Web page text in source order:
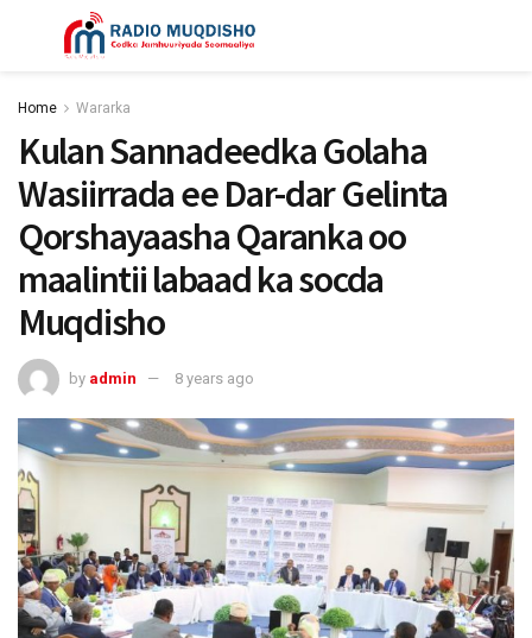
Home Wararka
Kulan Sannadeedka Golaha
Wasiirrada ee Dar-dar Gelinta
Qorshayaasha Qaranka oo
maalintii labaad ka socda
Muqdisho
by admin 8 years ago